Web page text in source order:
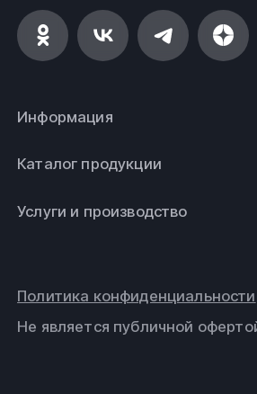
Информация
Каталог продукции
Услуги и производство
Не является публичной
Политика конфиденциальности